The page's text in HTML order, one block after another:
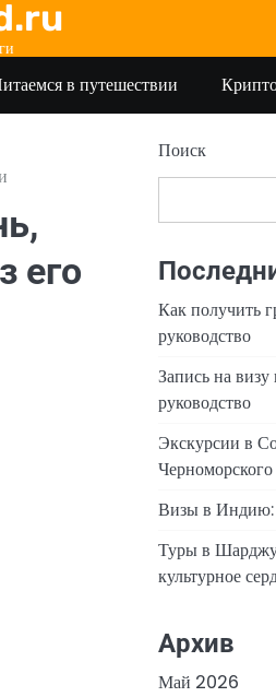
в путешествии
его
Поиск
Как получить
руководство
Запись на
руководство
Экскурсии в
Визы в Индию:
Туры в Шарджу
культурное
Архив
Май 2026